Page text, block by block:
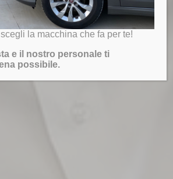
la macchina che fa per te!
e il nostro personale ti
possibile.